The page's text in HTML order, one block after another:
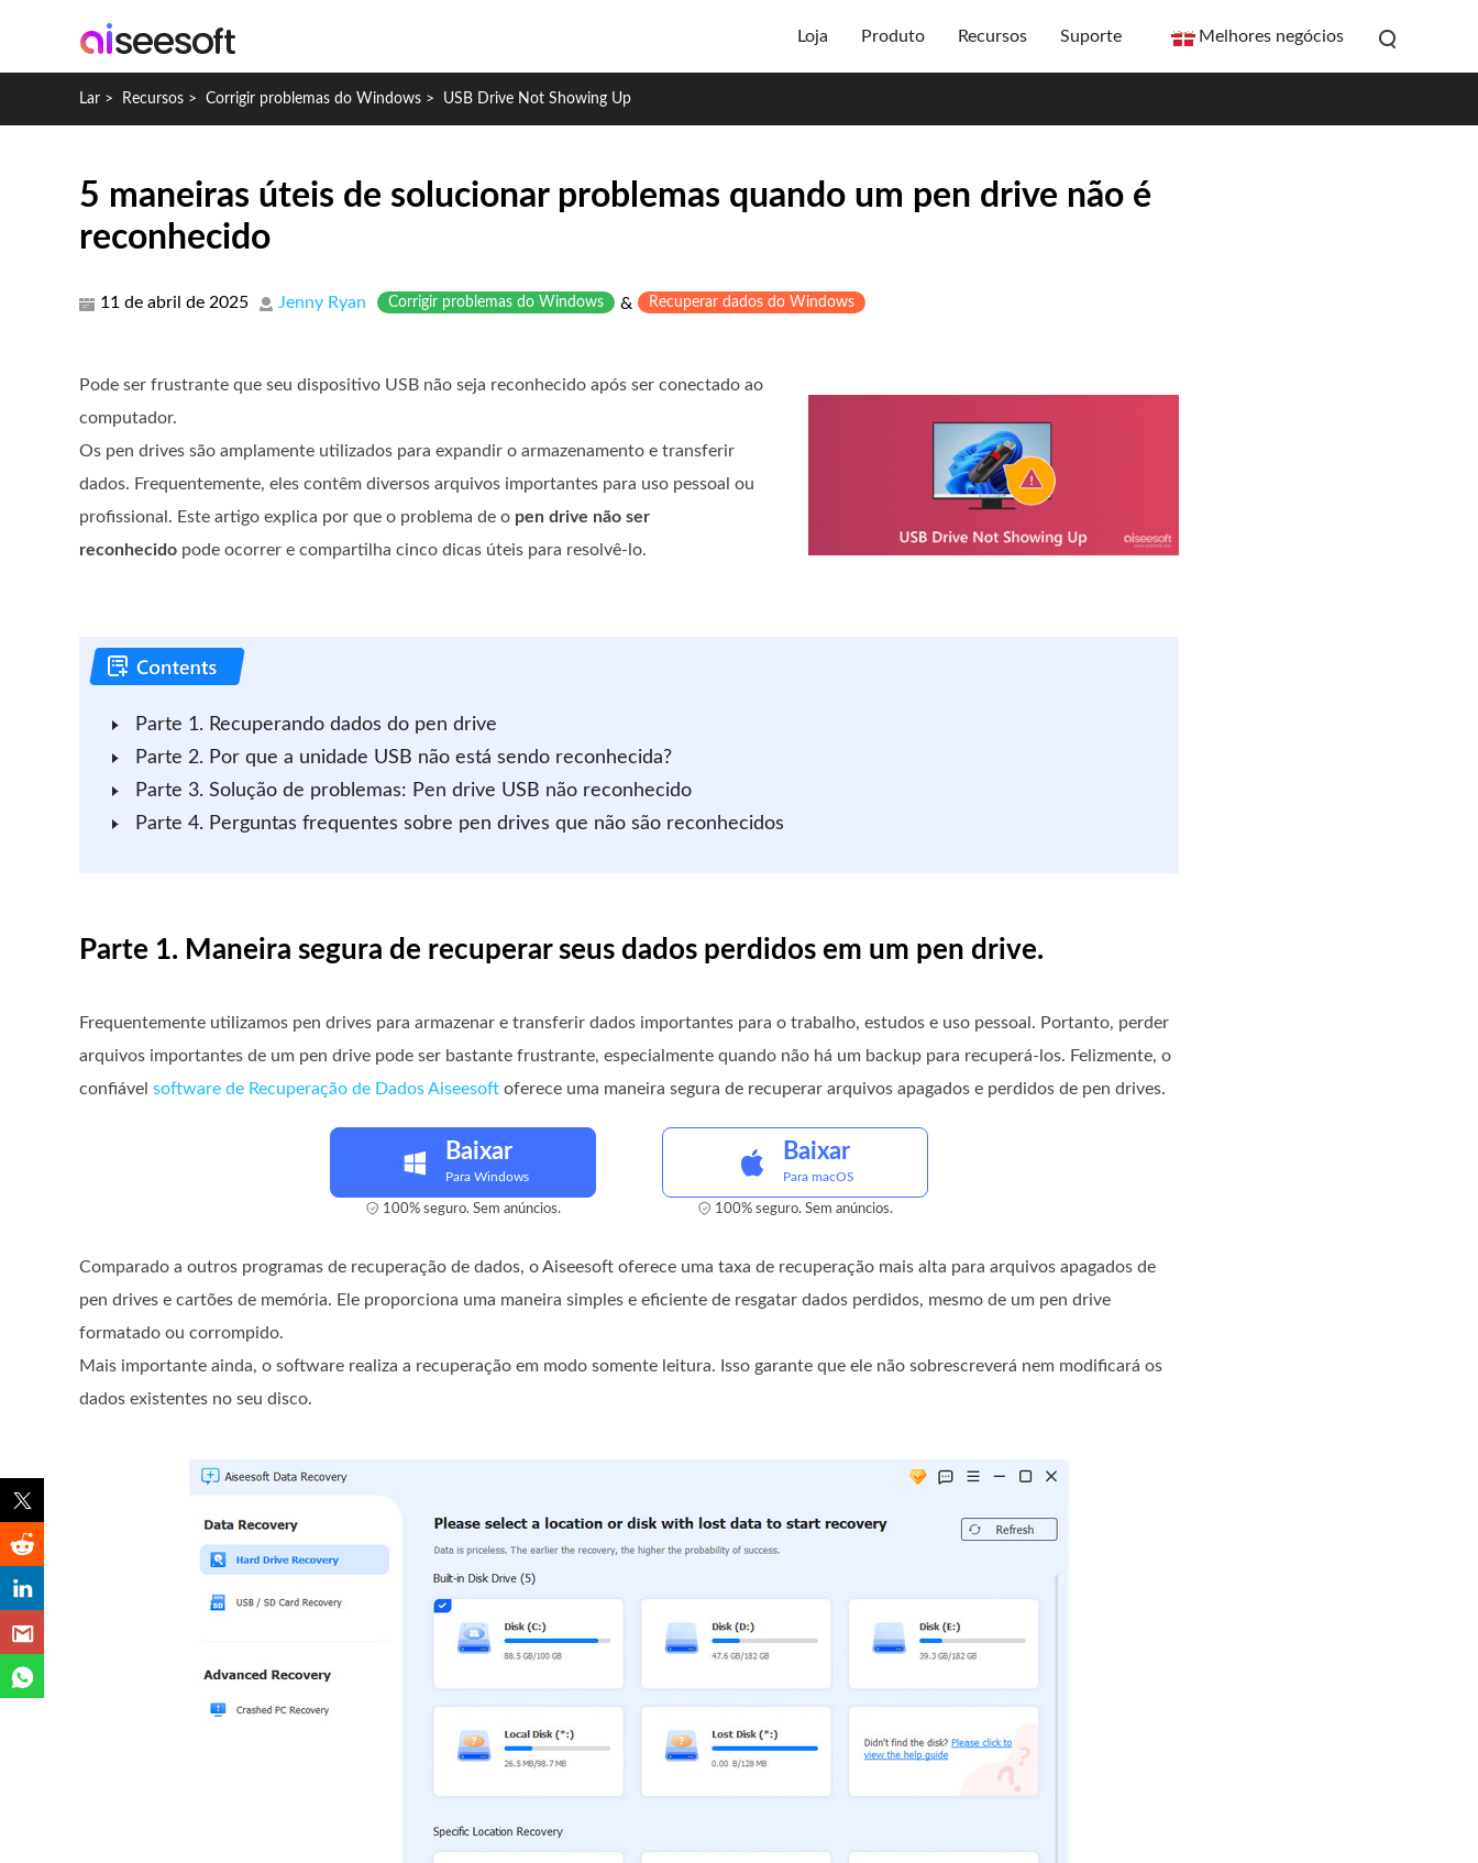
Loja Produto Recursos Suporte Melhores negócios
Lar > Recursos > Corrigir problemas do Windows > USB Drive Not Showing Up
5 maneiras úteis de solucionar problemas quando um pen drive não é
reconhecido
11 de abril de 2025 Jenny Ryan Corrigir problemas do Windows & Recuperar dados do Windows
Pode ser frustrante que seu dispositivo USB não seja reconhecido após ser conectado ao
computador.
Os pen drives são amplamente utilizados para expandir o armazenamento e transferir
dados. Frequentemente, eles contêm diversos arquivos importantes para uso pessoal ou
profissional. Este artigo explica por que o problema de o pen drive não ser
reconhecido pode ocorrer e compartilha cinco dicas úteis para resolvê-lo.
Parte 1. Recuperando dados do pen drive
Parte 2. Por que a unidade USB não está sendo reconhecida?
Parte 3. Solução de problemas: Pen drive USB não reconhecido
Parte 4. Perguntas frequentes sobre pen drives que não são reconhecidos
Parte 1. Maneira segura de recuperar seus dados perdidos em um pen drive.
Frequentemente utilizamos pen drives para armazenar e transferir dados importantes para o trabalho, estudos e uso pessoal. Portanto, perder
arquivos importantes de um pen drive pode ser bastante frustrante, especialmente quando não há um backup para recuperá-los. Felizmente, o
confiável software de Recuperação de Dados Aiseesoft oferece uma maneira segura de recuperar arquivos apagados e perdidos de pen drives.
Baixar
Para Windows
100% seguro. Sem anúncios.
Baixar
Para macOS
100% seguro. Sem anúncios.
Comparado a outros programas de recuperação de dados, o Aiseesoft oferece uma taxa de recuperação mais alta para arquivos apagados de
pen drives e cartões de memória. Ele proporciona uma maneira simples e eficiente de resgatar dados perdidos, mesmo de um pen drive
formatado ou corrompido.
Mais importante ainda, o software realiza a recuperação em modo somente leitura. Isso garante que ele não sobrescreverá nem modificará os
dados existentes no seu disco.